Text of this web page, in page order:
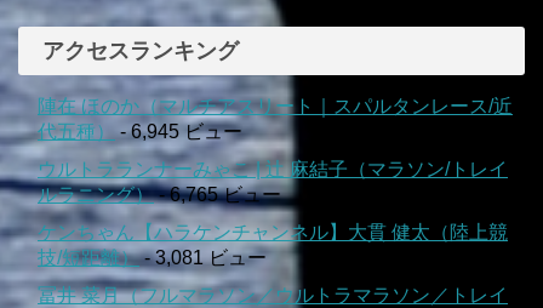
アクセスランキング
陣在 ほのか（マルチアスリート｜スパルタンレース/近
代五種）
- 6,945 ビュー
ウルトラランナーみゃこ | 辻 麻結子（マラソン/トレイ
ルラニング）- 6,765 ビュー
ケンちゃん【ハラケンチャンネル】大貫 健太（陸上競
技/短距離）- 3,081 ビュー
冨井 菜月（フルマラソン／ウルトラマラソン／トレイ